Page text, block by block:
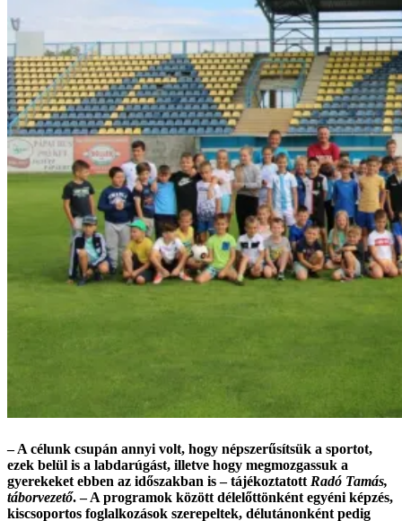
– A célunk csupán annyi volt, hogy népszerűsítsük a sportot,
ezek belül is a labdarúgást, illetve hogy megmozgassuk a
gyerekeket ebben az időszakban is – tájékoztatott Radó Tamás,
táborvezető. – A programok között délelőttönként egyéni képzés,
kiscsoportos foglalkozások szerepeltek, délutánonként pedig